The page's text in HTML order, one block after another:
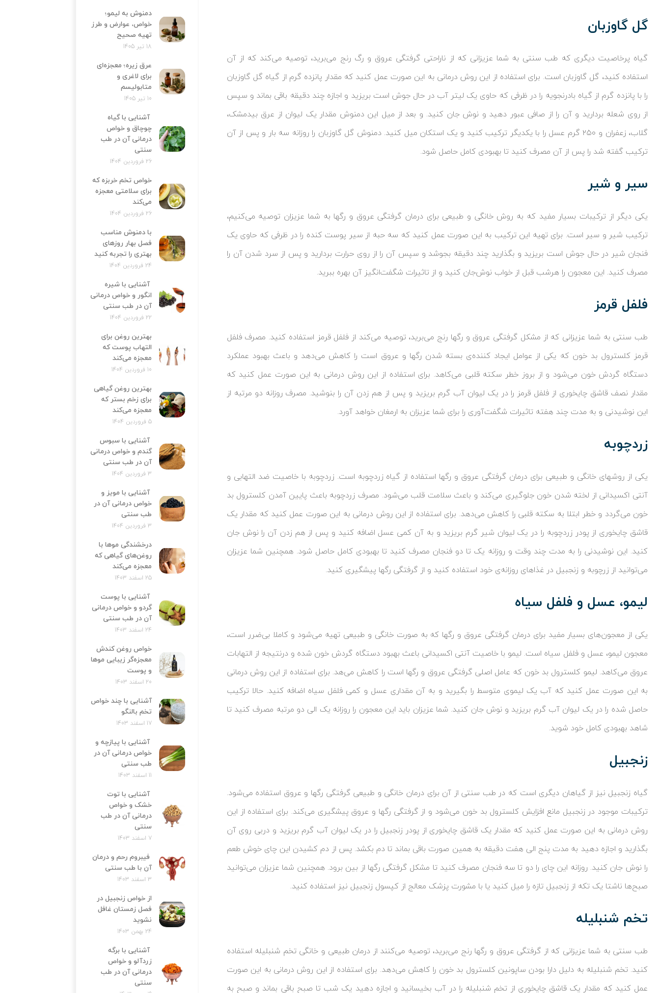
گل گاوزبان
گیاه پرخاصیت دیگری که طب سنتی به شما عزیزانی که از ناراحتی گرفتگی عروق و رگ رنج می‌برید، توصیه می‌کند که از آن
استفاده کنید، گل گاوزبان است. برای استفاده از این روش درمانی به این صورت عمل کنید که مقدار پانزده گرم از گیاه گل گاوزبان
را با پانزده گرم از گیاه بادرنجویه را در ظرفی که حاوی یک لیتر آب در حال جوش است بریزید و اجازه چند دقیقه باقی بماند و سپس
از روی شعله بردارید و آن را از صافی عبور دهید و نوش جان کنید. و بعد از میل این دمنوش مقدار یک لیوان از عرق بیدمشک،
گلاب، زعفران و ۲۵۰ گرم عسل را با یکدیگر ترکیب کنید و یک استکان میل کنید. دمنوش گل گاوزبان را روزانه سه بار و پس از آن
ترکیب گفته شد را پس از آن مصرف کنید تا بهبودی کامل حاصل شود.
سیر و شیر
یکی دیگر از ترکیبات بسیار مفید که به روش خانگی و طبیعی برای درمان گرفتگی عروق و رگها به شما عزیزان توصیه می‌کنیم،
ترکیب شیر و سیر است. برای تهیه این ترکیب به این صورت عمل کنید که سه حبه از سیر پوست کنده را در ظرفی که حاوی یک
فنجان شیر در حال جوش است بریزید و بگذارید چند دقیقه بجوشد و سپس آن را از روی حرارت بردارید و پس از سرد شدن آن را
مصرف کنید. این معجون را هرشب قبل از خواب نوش‌جان کنید و از تاثیرات شگفت‌انگیز آن بهره ببرید.
فلفل قرمز
طب سنتی به شما عزیزانی که از مشکل گرفتگی عروق و رگها رنج می‌برید، توصیه می‌کند از فلفل قرمز استفاده کنید. مصرف فلفل
قرمز کلسترول بد خون که یکی از عوامل ایجاد کننده‌ی بسته شدن رگها و عروق است را کاهش می‌دهد و باعث بهبود عملکرد
دستگاه گردش خون می‌شود و از بروز خطر سکته قلبی می‌کاهد. برای استفاده از این روش درمانی به این صورت عمل کنید که
مقدار نصف قاشق چایخوری از فلفل قرمز را در یک لیوان آب گرم بریزید و پس از هم زدن آن را بنوشید. مصرف روزانه دو مرتبه از
این نوشیدنی و به مدت چند هفته تاثیرات شگفت‌آوری را برای شما عزیزان به ارمغان خواهد آورد.
زردچوبه
یکی از روشهای خانگی و طبیعی برای درمان گرفتگی عروق و رگها استفاده از گیاه زردچوبه است. زردچوبه با خاصیت ضد التهابی و
آنتی اکسیدانی از لخته شدن خون جلوگیری می‌کند و باعث سلامت قلب می‌شود. مصرف زردچوبه باعث پایین آمدن کلسترول بد
خون می‌گردد و خطر ابتلا به سکته قلبی را کاهش می‌دهد. برای استفاده از این روش درمانی به این صورت عمل کنید که مقدار یک
قاشق چایخوری از پودر زردچوبه را در یک لیوان شیر گرم بریزید و به آن کمی عسل اضافه کنید و پس از هم زدن آن را نوش جان
کنید. این نوشیدنی را به مدت چند وقت و روزانه یک تا دو فنجان مصرف کنید تا بهبودی کامل حاصل شود. همچنین شما عزیزان
می‌توانید از زرچوبه و زنجبیل در غذاهای روزانه‌ی خود استفاده کنید و از گرفتگی رگها پیشگیری کنید.
لیمو، عسل و فلفل سیاه
یکی از معجون‌های بسیار مفید برای درمان گرفتگی عروق و رگها که به صورت خانگی و طبیعی تهیه می‌شود و کاملا بی‌ضرر است،
معجون لیمو، عسل و فلفل سیاه است. لیمو با خاصیت آنتی اکسیدانی باعث بهبود دستگاه گردش خون شده و درنتیجه از التهابات
عروق می‌کاهد. لیمو کلسترول بد خون که عامل اصلی گرفتگی عروق و رگها است را کاهش می‌هد. برای استفاده از این روش درمانی
به این صورت عمل کنید که آب یک لیموی متوسط را بگیرید و به آن مقداری عسل و کمی فلفل سیاه اضافه کنید. حالا ترکیب
حاصل شده را در یک لیوان آب گرم بریزید و نوش جان کنید. شما عزیزان باید این معجون را روزانه یک الی دو مرتبه مصرف کنید تا
شاهد بهبودی کامل خود شوید.
زنجبیل
گیاه زنجبیل نیز از گیاهان دیگری است که در طب سنتی از آن برای درمان خانگی و طبیعی گرفتگی رگها و عروق استفاده می‌شود.
ترکیبات موجود در زنجبیل مانع افزایش کلسترول بد خون می‌شود و از گرفتگی رگها و عروق پیشگیری می‌کند. برای استفاده از این
روش درمانی به این صورت عمل کنید که مقدار یک قاشق چایخوری از پودر زنجبیل را در یک لیوان آب گرم بریزید و دربی روی آن
بگذارید و اجازه دهید به مدت پنج الی هفت دقیقه به همین صورت باقی بماند تا دم بکشد. پس از دم کشیدن این چای خوش طعم
را نوش جان کنید. روزانه این چای را دو تا سه فنجان مصرف کنید تا مشکل گرفتگی رگها از بین برود. همچنین شما عزیزان می‌توانید
صبح‌ها ناشتا یک تکه از زنجبیل تازه را میل کنید یا با مشورت پزشک معالج از کپسول زنجبیل نیز استفاده کنید.
تخم شنبلیله
طب سنتی به شما عزیزانی که از گرفتگی عروق و رگها رنج می‌برید‌، توصیه می‌کنند از درمان طبیعی و خانگی تخم شنبلیله استفاده
کنید. تخم شنبلیله به دلیل دارا بودن ساپونین کلسترول بد خون را کاهش می‌دهد. برای استفاده از این روش درمانی به این صورت
عمل کنید که مقدار یک قاشق چایخوری از تخم شنبلیله را در آب بخیسانید و اجازه دهید یک شب تا صبح باقی بماند و صبح به
دمنوش به لیمو؛
خواص، عوارض و طرز
تهیه صحیح
18 تیر 1405
عرق زیره؛ معجزه‌ای
برای لاغری و
متابولیسم
10 تیر 1405
آشنایی با گیاه
چوچاق و خواص
درمانی آن در طب
سنتی
26 فروردین 1404
خواص تخم خربزه که
برای سلامتی معجزه
می‌کند
26 فروردین 1404
با دمنوش مناسب
فصل بهار روزهای
بهتری را تجربه کنید
24 فروردین 1404
آشنایی با شیره
انگور و خواص درمانی
آن در طب سنتی
22 فروردین 1404
بهترین روغن برای
التهاب پوست که
معجزه می‌کند
10 فروردین 1404
بهترین روغن گیاهی
برای زخم بستر که
معجزه می‌کند
5 فروردین 1404
آشنایی با سبوس
گندم و خواص درمانی
آن در طب سنتی
3 فروردین 1404
آشنایی با مویز و
خواص درمانی آن در
طب سنتی
3 فروردین 1404
درخشندگی موها با
روغن‌های گیاهی که
معجزه می‌کند
25 اسفند 1403
آشنایی با پوست
گردو و خواص درمانی
آن در طب سنتی
24 اسفند 1403
خواص روغن کندش
معجزه‌‌گر زیبایی موها
و پوست
20 اسفند 1403
آشنایی با چند خواص
تخم بالنگو
17 اسفند 1403
آشنایی با پیازچه و
خواص درمانی آن در
طب سنتی
11 اسفند 1403
آشنایی با توت
خشک و خواص
درمانی آن در طب
سنتی
7 اسفند 1403
فیبروم رحم و درمان
آن با طب سنتی
3 اسفند 1403
از خواص زنجبیل در
فصل زمستان غافل
نشوید
24 بهمن 1403
آشنایی با برگه
زردآلو و خواص
درمانی آن در طب
سنتی